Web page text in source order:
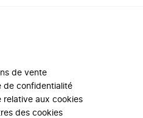
de vente
de confidentialité
relative aux cookies
des cookies